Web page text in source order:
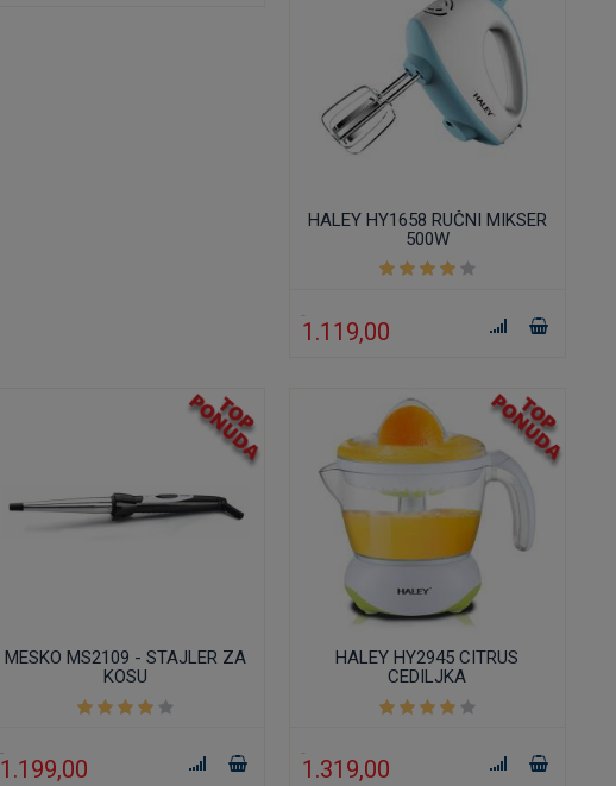
HALEY HY1658 RUČNI MIKSER
500W
1.119,00
MESKO MS2109 - STAJLER ZA
KOSU
1.199,00
HALEY HY2945 CITRUS
CEDILJKA
1.319,00